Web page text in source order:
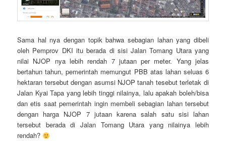
Sama hal nya dengan topik bahwa sebagian lahan yang dibeli
oleh Pemprov DKI itu berada di sisi Jalan Tomang Utara yang
nilai NJOP nya lebih rendah 7 jutaan per meter. Yang jelas
bertahun tahun, pemerintah memungut PBB atas lahan seluas 6
hektaran tersebut dengan asumsi NJOP tanah tesebut terletak di
Jalan Kyai Tapa yang lebih tinggi nilainya, lalu apakah boleh/bisa
dan etis saat pemerintah ingin membeli sebagian lahan tersebut
dengan harga NJOP 7 jutaan karena salah satu sisi lahan
tersebut berada di Jalan Tomang Utara yang nilainya lebih
rendah?